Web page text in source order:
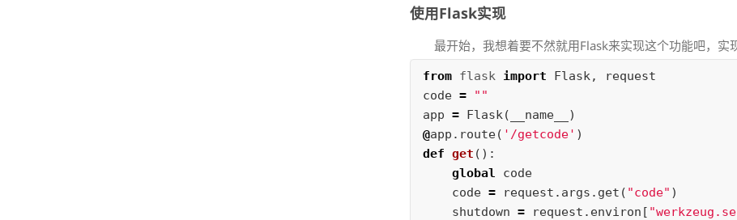
使用Flask实现
最开始，我想着要不然就用Flask来实现这个功能吧，实
from flask import Flask,
request
code =
""
app = Flask( __name__ )
@app . route( '/getcode' )
def get ():
global
code
code = request . args . get ( "code" )
shutdown = request . environ [